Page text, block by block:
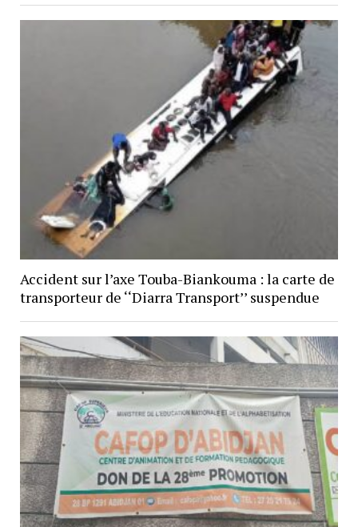
Accident sur l’axe Touba-Biankouma : la carte de
transporteur de ‘‘Diarra Transport’’ suspendue